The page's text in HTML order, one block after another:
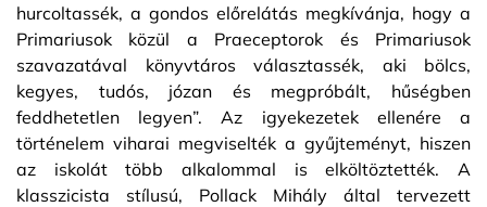
hurcoltassék, a gondos előrelátás megkívánja, hogy a
Primariusok közül a Praeceptorok és Primariusok
szavazatával könyvtáros választassék, aki bölcs,
kegyes, tudós, józan és megpróbált, hűségben
feddhetetlen legyen”. Az igyekezetek ellenére a
történelem viharai megviselték a gyűjteményt, hiszen
az iskolát több alkalommal is elköltöztették. A
klasszicista stílusú, Pollack Mihály által tervezett